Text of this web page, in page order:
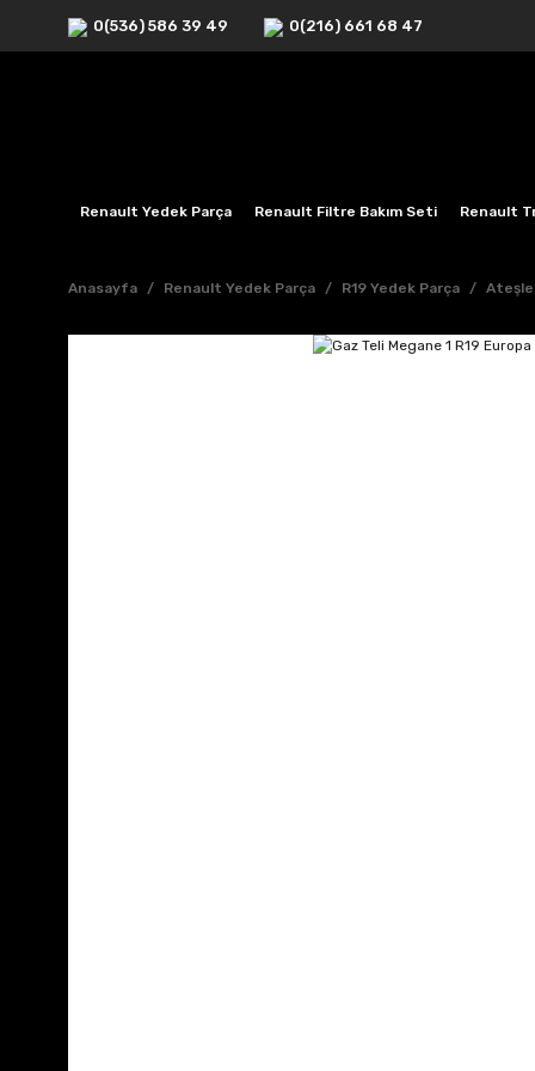
0(536) 586 39 49 0(216) 661 68 47
Renault Yedek Parça Renault Filtre Bakım Seti Renault
Anasayfa Renault Yedek Parça R19 Yedek Parça